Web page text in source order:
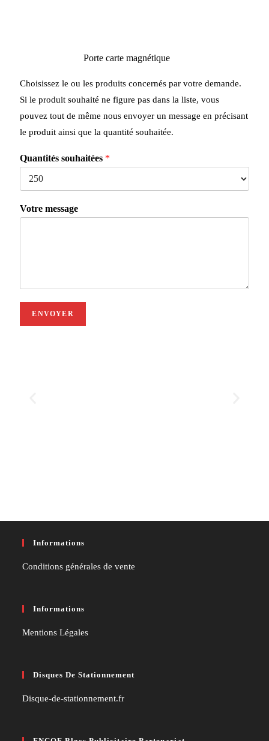
Porte carte magnétique
Choisissez le ou les produits concernés par votre demande.
Si le produit souhaité ne figure pas dans la liste, vous
pouvez tout de même nous envoyer un message en précisant
le produit ainsi que la quantité souhaitée.
Quantités souhaitées *
Votre message
ENVOYER
Informations
Conditions générales de vente
Informations
Mentions Légales
Disques De Stationnement
Disque-de-stationnement.fr